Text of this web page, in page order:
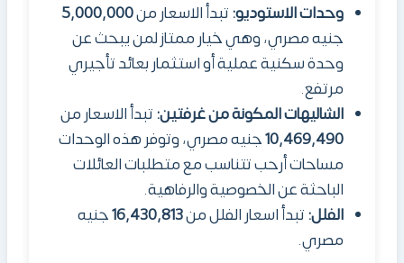
وحدات الاستوديو:تبدأ الاسعار من5,000,000
جنيه مصري، وهي خيار ممتاز لمن يبحث عن
وحدة سكنية عملية أو استثمار بعائد تأجيري
مرتفع.
الشاليهات المكونة من غرفتين:تبدأ الاسعار من
10,469,490جنيه مصري، وتوفر هذه الوحدات
مساحات أرحب تتناسب مع متطلبات العائلات
الباحثة عن الخصوصية والرفاهية.
الفلل:تبدأ اسعار الفلل من16,430,813جنيه
مصري.